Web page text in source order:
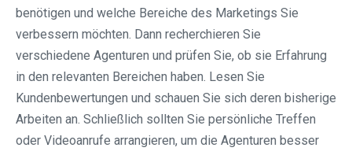
benötigen und welche Bereiche des Marketings Sie
verbessern möchten. Dann recherchieren Sie
verschiedene Agenturen und prüfen Sie, ob sie Erfahrung
in den relevanten Bereichen haben. Lesen Sie
Kundenbewertungen und schauen Sie sich deren bisherige
Arbeiten an. Schließlich sollten Sie persönliche Treffen
oder Videoanrufe arrangieren, um die Agenturen besser